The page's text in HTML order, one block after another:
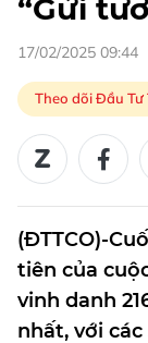
“Gửi
17/02/2025 09:44
Theo dõi Đầu Tư
(ĐTTCO)-
tiên của
vinh danh
nhất, với